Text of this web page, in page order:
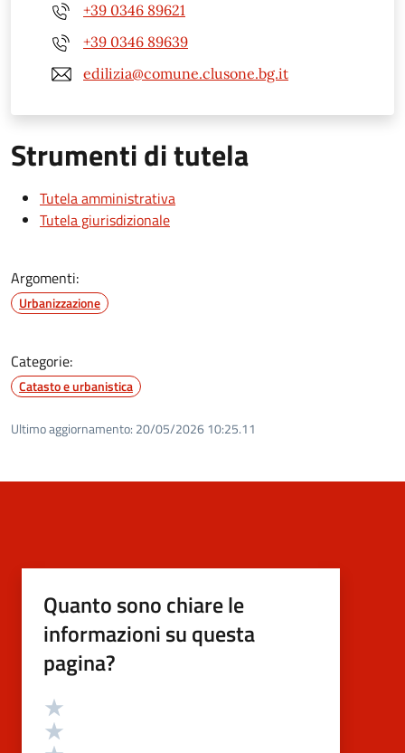
+39 0346 89621
+39 0346 89639
edilizia@comune.clusone.bg.it
Strumenti di tutela
Tutela amministrativa
Tutela giurisdizionale
Argomenti:
Urbanizzazione
Categorie:
Catasto e urbanistica
Ultimo aggiornamento: 20/05/2026 10:25.11
Quanto sono chiare le
informazioni su questa
pagina?
Valutazione